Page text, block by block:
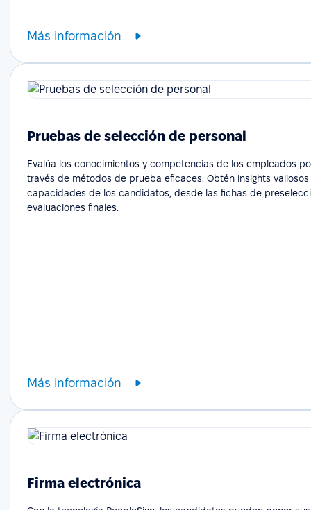
Más información
Pruebas de selección de personal
Evalúa los conocimientos y competencias de los empleados
través de métodos de prueba eficaces. Obtén insights
capacidades de los candidatos, desde las fichas de
evaluaciones finales.
Más información
Firma electrónica